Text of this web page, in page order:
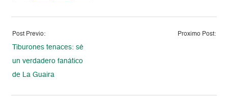
Post Previo:
Tiburones tenaces: sé
un verdadero fanático
de La Guaira
Proximo Post: